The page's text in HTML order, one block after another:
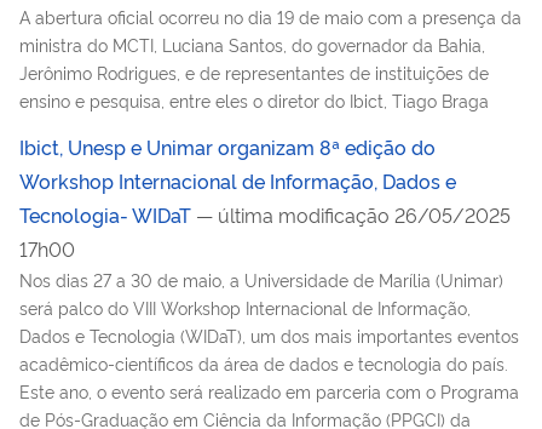
A abertura oficial ocorreu no dia 19 de maio com a presença da
ministra do MCTI, Luciana Santos, do governador da Bahia,
Jerônimo Rodrigues, e de representantes de instituições de
ensino e pesquisa, entre eles o diretor do Ibict, Tiago Braga
Ibict, Unesp e Unimar organizam 8ª edição do
Workshop Internacional de Informação, Dados e
Tecnologia- WIDaT — última modificação 26/05/2025
17h00
Nos dias 27 a 30 de maio, a Universidade de Marília (Unimar)
será palco do VIII Workshop Internacional de Informação,
Dados e Tecnologia (WIDaT), um dos mais importantes eventos
acadêmico-científicos da área de dados e tecnologia do país.
Este ano, o evento será realizado em parceria com o Programa
de Pós-Graduação em Ciência da Informação (PPGCI) da